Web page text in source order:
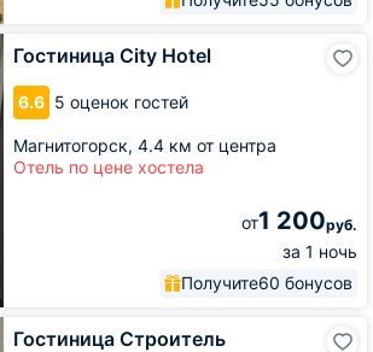
Гостиница City Hotel
6.6 5 оценок гостей
Магнитогорск, 4.4 км от центра
Отель по цене хостела
от1 200руб.
за 1 ночь
Получите60 бонусов
Гостиница Строитель